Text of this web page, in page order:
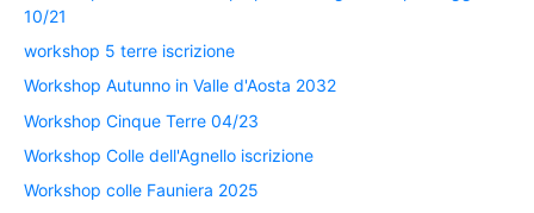
10/21
workshop 5 terre iscrizione
Workshop Autunno in Valle d'Aosta 2032
Workshop Cinque Terre 04/23
Workshop Colle dell'Agnello iscrizione
Workshop colle Fauniera 2025